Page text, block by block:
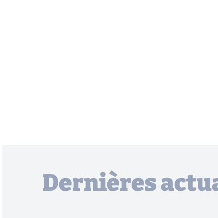
Dernières